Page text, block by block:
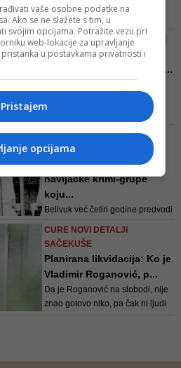
ostalim političarima koji su od nas
tražili usluge, a sada se prave da
se ne po...
lažnih isprava. Takođe, za te
usluge spremni su da plate
ogromne iznose. Biraju pretežno
pasoše zemalja iz regiona, a
hrvatski je najtraženiji
ODVEDENA NA SASLUŠANJE
Na Jahorini bila i Tamara
Zvicer, supruga vođe kav...
suparaničkog škaljarskog klana
Milan Kršić
SARADNJA NAJOPASNIJIH
LJUDI PODZEMLJA
Veza 'kavačkog klana' i
navijačke krimi-grupe
koju...
Belivuk već četiri godine predvodi
"Janjičari", međutim javna je tajna
prljavije poslove koje ova grupa
obavlja i da je Velja Nevolja
trenutno jedan od najopasnijih
ljudi na beogradskim ulicama,
CURE NOVI DETALJI
SAČEKUŠE
Planirana likvidacija: Ko je
Vladimir Roganović, p...
Da je Roganović na slobodi, nije
znao gotovo niko, pa čak ni ljudi
znale gdje se “kavčanin” obreo,
vaše osobne podatke na
Ako se ne slažete s tim, u
svojim opcijama. Potražite vezu pri
web-lokacije za upravljanje
u postavkama privatnosti i
Pristajem
opcijama